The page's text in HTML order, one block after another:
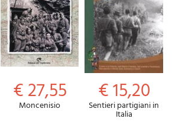
€ 27,55
Moncenisio
€ 15,20
Sentieri partigiani in
Italia